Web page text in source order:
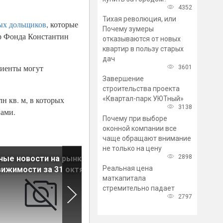
дольщиков, которые
Фонда Константин
могут
кв. м, в которых
новости на рынке
за 31 октября
Главные новости на рынке
недвижимости за 28
4352
Тихая революция, или
Почему зумеры
отказываются от новых
квартир в пользу старых
дач
3601
Завершение
строительства проекта
«Квартал-парк УЮТный»
3138
Почему при выборе
оконной компании все
чаще обращают внимание
не только на цену
2898
Реальная цена
маткапитала
стремительно падает
2797